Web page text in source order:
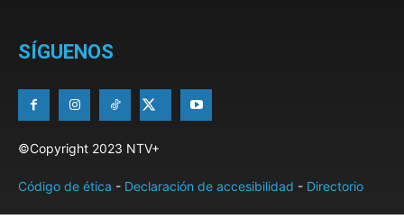
SÍGUENOS
©Copyright 2023 NTV+
Código de ética - Declaración de accesibilidad - Directorio